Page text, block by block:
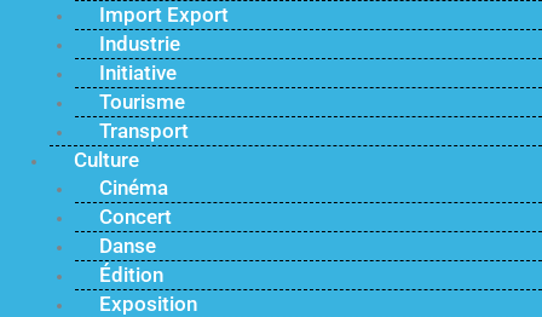
Import Export
Industrie
Initiative
Tourisme
Transport
Culture
Cinéma
Concert
Danse
Édition
Exposition